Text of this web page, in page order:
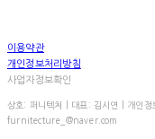
이용약관
개인정보처리방침
사업자정보확인
상호: 퍼니텍처 | 대표: 김시연 | 개인
furnitecture_@naver.com